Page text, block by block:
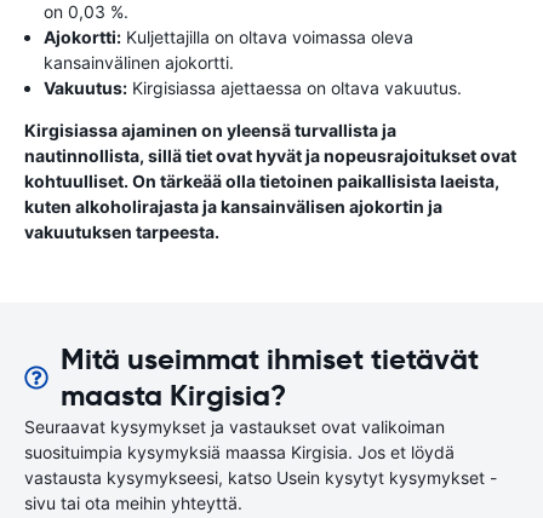
on 0,03 %.
Ajokortti: Kuljettajilla on oltava voimassa oleva
kansainvälinen ajokortti.
Vakuutus: Kirgisiassa ajettaessa on oltava vakuutus.
Kirgisiassa ajaminen on yleensä turvallista ja
nautinnollista, sillä tiet ovat hyvät ja nopeusrajoitukset ovat
kohtuulliset. On tärkeää olla tietoinen paikallisista laeista,
kuten alkoholirajasta ja kansainvälisen ajokortin ja
vakuutuksen tarpeesta.
Mitä useimmat ihmiset tietävät
maasta Kirgisia?
Seuraavat kysymykset ja vastaukset ovat valikoiman
suosituimpia kysymyksiä maassa Kirgisia. Jos et löydä
vastausta kysymykseesi, katso Usein kysytyt kysymykset -
sivu tai ota meihin yhteyttä.